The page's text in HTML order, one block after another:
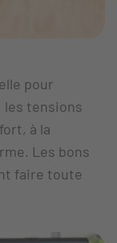
pour
les tensions
à la
Les bons
faire toute